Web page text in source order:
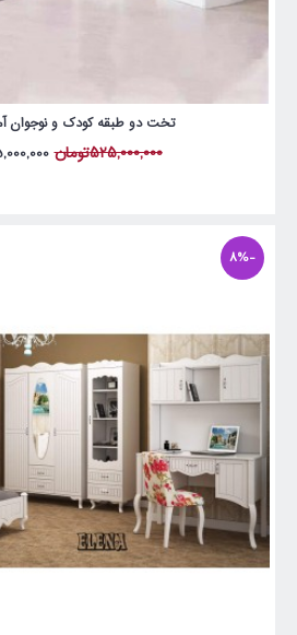
تخت دو طبقه کودک و نوجوان
525,000,000تومان
-8%